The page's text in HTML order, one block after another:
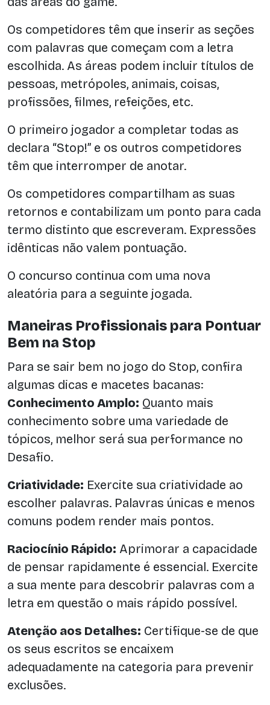
Os competidores têm que inserir as seções
com palavras que começam com a letra
escolhida. As áreas podem incluir títulos de
pessoas, metrópoles, animais, coisas,
profissões, filmes, refeições, etc.
O primeiro jogador a completar todas as
declara “Stop!” e os outros competidores
têm que interromper de anotar.
Os competidores compartilham as suas
retornos e contabilizam um ponto para cada
termo distinto que escreveram. Expressões
idênticas não valem pontuação.
O concurso continua com uma nova
aleatória para a seguinte jogada.
Maneiras Profissionais para Pontuar
Bem na Stop
Para se sair bem no jogo do Stop, confira
algumas dicas e macetes bacanas:
Conhecimento Amplo: Quanto mais
conhecimento sobre uma variedade de
tópicos, melhor será sua performance no
Desafio.
Criatividade: Exercite sua criatividade ao
escolher palavras. Palavras únicas e menos
comuns podem render mais pontos.
Raciocínio Rápido: Aprimorar a capacidade
de pensar rapidamente é essencial. Exercite
a sua mente para descobrir palavras com a
letra em questão o mais rápido possível.
Atenção aos Detalhes: Certifique-se de que
os seus escritos se encaixem
adequadamente na categoria para prevenir
exclusões.